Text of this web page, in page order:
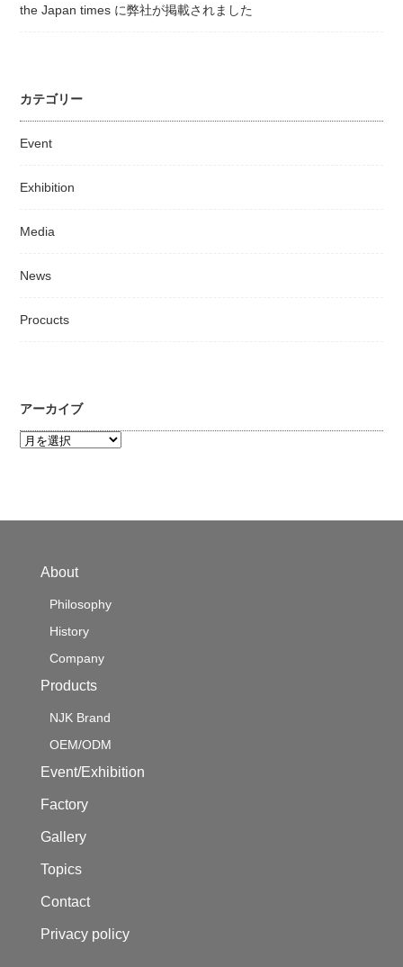
the Japan times に弊社が掲載されました
カテゴリー
Event
Exhibition
Media
News
Procucts
アーカイブ
ア
ー
About
Philosophy
History
Company
Products
NJK Brand
OEM/ODM
Event/Exhibition
Factory
Gallery
Topics
Contact
Privacy policy